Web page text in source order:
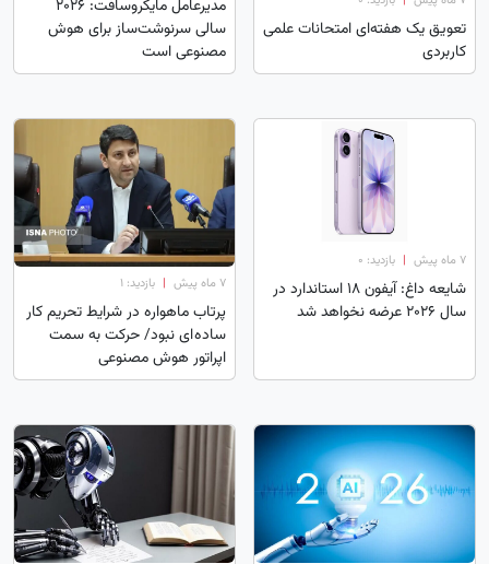
تعویق یک هفته‌ای امتحانات علمی
کاربردی
مدیرعامل مایکروسافت: ۲۰۲۶
سالی سرنوشت‌ساز برای هوش
مصنوعی است
۷ ماه پیش | بازدید: 0
شایعه داغ: آیفون 18 استاندارد در
سال ۲۰۲۶ عرضه نخواهد شد
۷ ماه پیش | بازدید: 1
پرتاب ماهواره در شرایط تحریم کار
ساده ای نبود/ حرکت به سمت
اپراتور هوش مصنوعی